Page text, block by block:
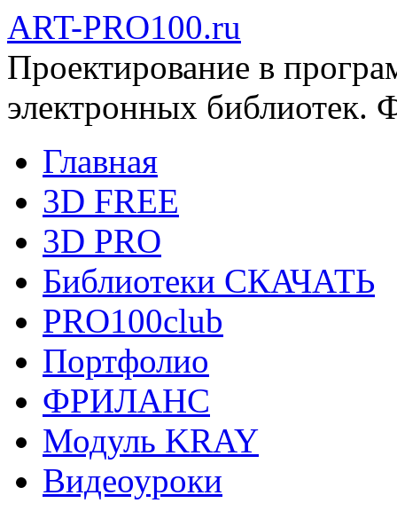
ART-PRO100.ru
Проектирование в
электронных библиотек.
Главная
3D FREE
3D PRO
Библиотеки СКАЧАТЬ
PRO100club
Портфолио
ФРИЛАНС
Модуль KRAY
Видеоуроки